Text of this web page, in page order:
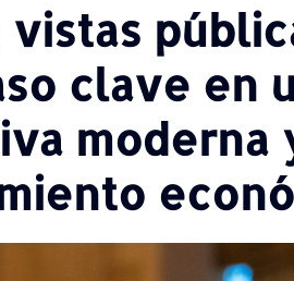
vistas
clave en
moderna